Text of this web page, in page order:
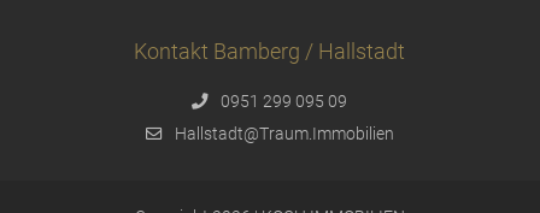
Kontakt Bamberg / Hallstadt
0951 299 095 09
Hallstadt@Traum.Immobilien